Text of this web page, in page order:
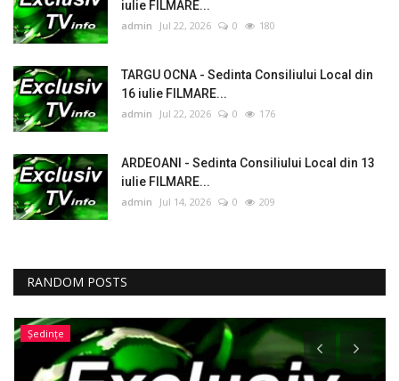
iulie FILMARE...
admin Jul 22, 2026 0 180
TARGU OCNA - Sedinta Consiliului Local din
16 iulie FILMARE...
admin Jul 22, 2026 0 176
ARDEOANI - Sedinta Consiliului Local din 13
iulie FILMARE...
admin Jul 14, 2026 0 209
RANDOM POSTS
Ședințe